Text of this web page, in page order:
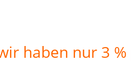
haben nur 3